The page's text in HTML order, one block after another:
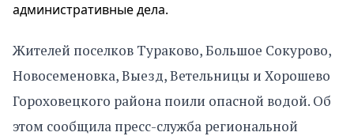
административные дела.
Жителей поселков Тураково, Большое Сокурово,
Новосеменовка, Выезд, Ветельницы и Хорошево
Гороховецкого района поили опасной водой. Об
этом сообщила пресс-служба региональной